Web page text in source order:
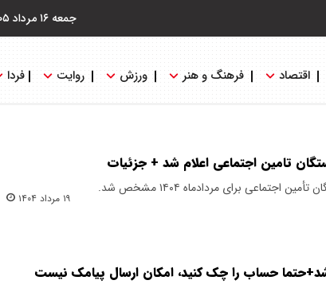
جمعه ۱۶ مرداد ۱۴۰۵
اقتصاد فرهنگ و هنر ورزش روایت فردا
تامین اجتماعی اعلام شد + جزئیات
برای مردادماه ۱۴۰۴ مشخص شد.
۱۹ مرداد ۱۴۰۴
شد+حتما حساب را چک کنید، امکان ارسال پیامک نیست